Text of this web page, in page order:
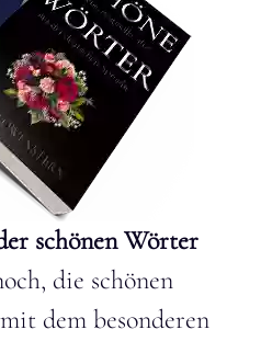
schönen Wörter
die schönen
dem besonderen